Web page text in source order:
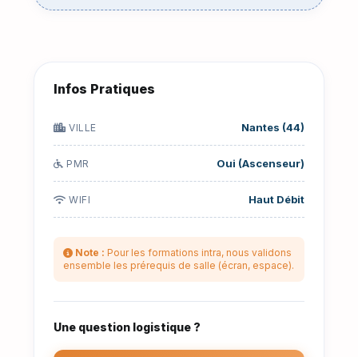
Infos Pratiques
VILLE Nantes (44)
PMR Oui (Ascenseur)
WIFI Haut Débit
Note : Pour les formations intra, nous validons
ensemble les prérequis de salle (écran, espace).
Une question logistique ?